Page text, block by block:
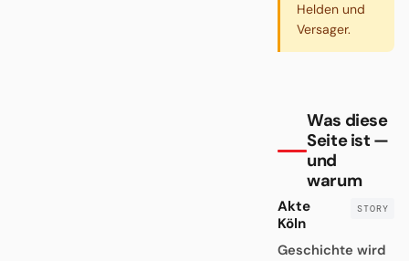
Helden und
Versager.
Was diese
Seite ist —
und
warum
Akte
Köln
Geschichte wird